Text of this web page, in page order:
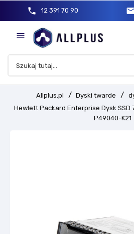
phone 12 391 70 90

Allplus.pl Dyski twarde
Hewlett Packard Enterprise Dysk SSD
P49040-K21